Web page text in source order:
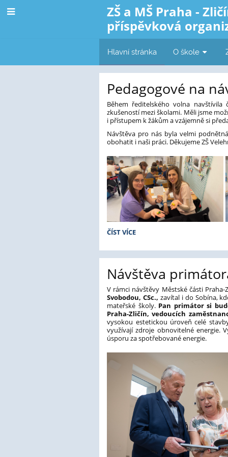
ZŠ a MŠ Praha -
příspěvková
Hlavní stránka O škole
Základní
škola
a
mateřská
škola
Praha
Zličín,
příspěvková
organizace
Pedagogové na
Během ředitelského volna navštívila
zkušeností mezi školami. Měli jsme
i přístupem k žákům a vzájemně si
Návštěva pro nás byla velmi
obohatit i naši práci. Děkujeme ZŠ
PEDAGOGOVÉ
NÁVŠTĚVĚ
ZŠ
VELEHRAD:
ČÍST VÍCE
Návštěva
V rámci návštěvy Městské části Praha-
Svobodou, CSc., zavítal i do Sobína,
mateřské školy. Pan primátor si
Praha-Zličín, vedoucích
vysokou estetickou úroveň celé
využívají zdroje obnovitelné energie.
úsporu za spotřebované energie.